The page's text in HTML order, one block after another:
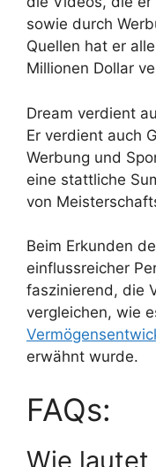
sowie durch
Quellen hat er
Millionen Dollar
Dream verdient
Er verdient auch
Werbung und
eine stattliche
von
Beim Erkunden
einflussreicher
faszinierend, die
vergleichen, wie
erwähnt wurde.
FAQs:
Wie lautet